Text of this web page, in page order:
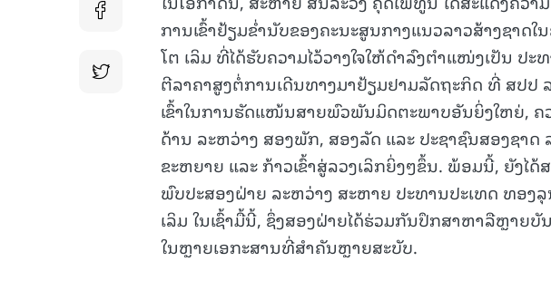
ການເຂົ້າຢ້ຽມຂໍ່ານັບຂອງຄະນະສູນກາງແນວລາວສ້າງຊາດ
ໂຕ ເລິມ ທີ່ໄດ້ຮັບຄວາມໄວ້ວາງໃຈໃຫ້ດໍາລົງຕໍາແໜ່ງເປັນ ປ
ຕີລາຄາສູງຕໍ່ການເດີນທາງມາຢ້ຽມຢາມລັດຖະກິດ ທີ່ ສປປ
ເຂົ້າໃນການຮັດແໜ້ນສາຍພົວພັນມິດຕະພາບອັນຍິ່ງໃຫຍ່, ຄ
ດ້ານ ລະຫວ່າງ ສອງພັກ, ສອງລັດ ແລະ ປະຊາຊົນສອງຊາດ
ຂະຫຍາຍ ແລະ ກ້າວເຂົ້າສູ່ລວງເລິກຍິ່ງໆຂຶ້ນ. ພ້ອມນີ້, ຍັງໄ
ພົບປະສອງຝ່າຍ ລະຫວ່າງ ສະຫາຍ ປະທານປະເທດ ທອງ
ເລິມ ໃນເຊົ້າມື້ນີ້, ຊຶ່ງສອງຝ່າຍໄດ້ຮ່ວມກັນປຶກສາຫາລືຫຼາຍ
ໃນຫຼາຍເອກະສານທີ່ສໍາຄັນຫຼາຍສະບັບ.